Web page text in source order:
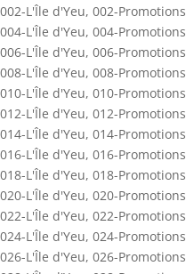
002-L'Île d'Yeu, 002-Promotions
004-L'Île d'Yeu, 004-Promotions
006-L'Île d'Yeu, 006-Promotions
008-L'Île d'Yeu, 008-Promotions
010-L'Île d'Yeu, 010-Promotions
012-L'Île d'Yeu, 012-Promotions
014-L'Île d'Yeu, 014-Promotions
016-L'Île d'Yeu, 016-Promotions
018-L'Île d'Yeu, 018-Promotions
020-L'Île d'Yeu, 020-Promotions
022-L'Île d'Yeu, 022-Promotions
024-L'Île d'Yeu, 024-Promotions
026-L'Île d'Yeu, 026-Promotions